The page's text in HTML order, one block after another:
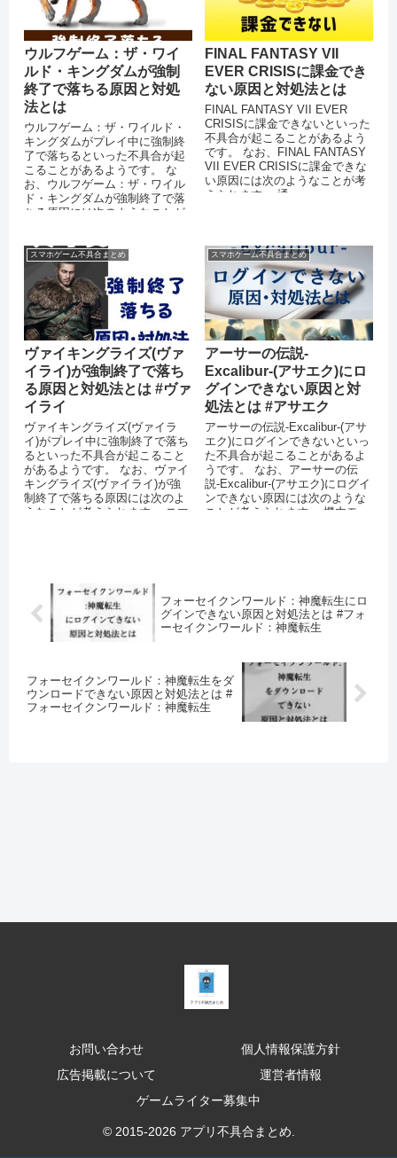
ウルフゲーム：ザ・ワイ
ルド・キングダムが強制
終了で落ちる原因と対処
法とは
ウルフゲーム：ザ・ワイルド・
キングダムがプレイ中に強制終
了で落ちるといった不具合が起
こることがあるようです。 な
お、ウルフゲーム：ザ・ワイル
ド・キングダムが強制終了で落
ちる原因には次のようなことが
FINAL FANTASY VII
EVER CRISISに課金でき
ない原因と対処法とは
FINAL FANTASY VII EVER
CRISISに課金できないといった
不具合が起こることがあるよう
です。 なお、FINAL FANTASY
VII EVER CRISISに課金できな
い原因には次のようなことが考
えられます。 通...
スマホゲーム不具合まとめ
ヴァイキングライズ(ヴァ
イライ)が強制終了で落ち
る原因と対処法とは #ヴァ
イライ
ヴァイキングライズ(ヴァイラ
イ)がプレイ中に強制終了で落ち
るといった不具合が起こること
があるようです。 なお、ヴァイ
キングライズ(ヴァイライ)が強
制終了で落ちる原因には次のよ
うなことが考えられます。 スマ
スマホゲーム不具合まとめ
アーサーの伝説-
Excalibur-(アサエク)にロ
グインできない原因と対
処法とは #アサエク
アーサーの伝説-Excalibur-(アサ
エク)にログインできないといっ
た不具合が起こることがあるよ
うです。 なお、アーサーの伝
説-Excalibur-(アサエク)にログイ
ンできない原因には次のような
ことが考えられます。 機内モー
フォーセイクンワールド：神魔転生にロ
グインできない原因と対処法とは #フォ
ーセイクンワールド：神魔転生
フォーセイクンワールド：神魔転生をダ
ウンロードできない原因と対処法とは #
フォーセイクンワールド：神魔転生
お問い合わせ
個人情報保護方針
広告掲載について
運営者情報
ゲームライター募集中
© 2015-2026 アプリ不具合まとめ.